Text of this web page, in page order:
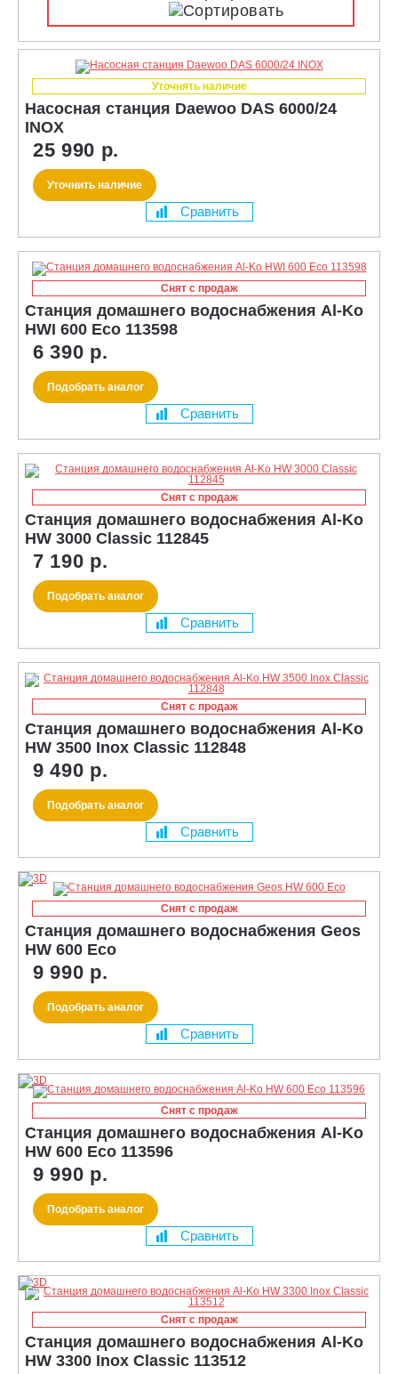
Уточнять наличие
Насосная станция Daewoo DAS 6000/24
INOX
25 990 р.
Уточнить наличие
Сравнить
Снят с продаж
Станция домашнего водоснабжения Al-Ko
HWI 600 Eco 113598
6 390 р.
Подобрать аналог
Сравнить
Снят с продаж
Станция домашнего водоснабжения Al-Ko
HW 3000 Classic 112845
7 190 р.
Подобрать аналог
Сравнить
Снят с продаж
Станция домашнего водоснабжения Al-Ko
HW 3500 Inox Classic 112848
9 490 р.
Подобрать аналог
Сравнить
Снят с продаж
Станция домашнего водоснабжения Geos
HW 600 Eco
9 990 р.
Подобрать аналог
Сравнить
Снят с продаж
Станция домашнего водоснабжения Al-Ko
HW 600 Eco 113596
9 990 р.
Подобрать аналог
Сравнить
Снят с продаж
Станция домашнего водоснабжения Al-Ko
HW 3300 Inox Classic 113512